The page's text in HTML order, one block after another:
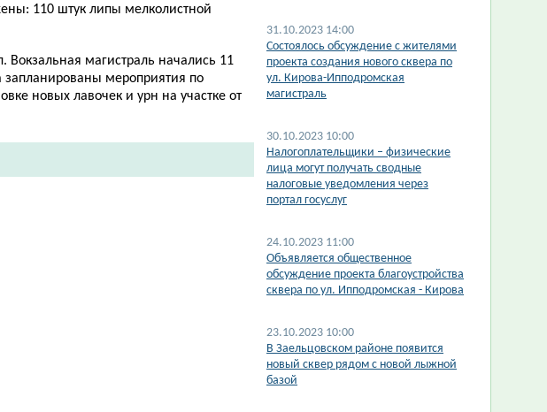
110 штук липы мелколистной
Вокзальная магистраль начались 11
запланированы мероприятия по
новых лавочек и урн на участке от
31.10.2023 14:00
Состоялось обсуждение с жителями
проекта создания нового сквера по
ул. Кирова-Ипподромская
магистраль
30.10.2023 10:00
Налогоплательщики – физические
лица могут получать сводные
налоговые уведомления через
портал госуслуг
24.10.2023 11:00
Объявляется общественное
обсуждение проекта благоустройства
сквера по ул. Ипподромская - Кирова
23.10.2023 10:00
В Заельцовском районе появится
новый сквер рядом с новой лыжной
базой